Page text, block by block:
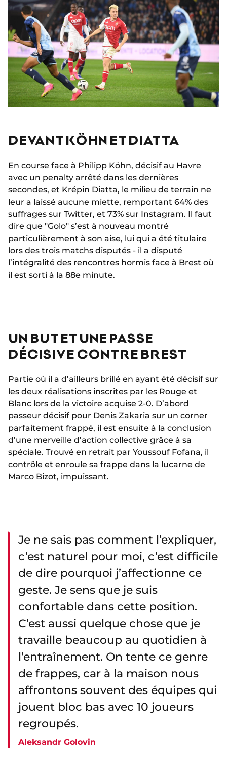
DEVANT KÖHN ET DIATTA
En course face à Philipp Köhn, décisif au Havre
avec un penalty arrêté dans les dernières
secondes, et Krépin Diatta, le milieu de terrain ne
leur a laissé aucune miette, remportant 64% des
suffrages sur Twitter, et 73% sur Instagram. Il faut
dire que "Golo" s’est à nouveau montré
particulièrement à son aise, lui qui a été titulaire
lors des trois matchs disputés - il a disputé
l’intégralité des rencontres hormis face à Brest où
il est sorti à la 88e minute.
UN BUT ET UNE PASSE
DÉCISIVE CONTRE BREST
Partie où il a d’ailleurs brillé en ayant été décisif sur
les deux réalisations inscrites par les Rouge et
Blanc lors de la victoire acquise 2-0. D’abord
passeur décisif pour Denis Zakaria sur un corner
parfaitement frappé, il est ensuite à la conclusion
d’une merveille d’action collective grâce à sa
spéciale. Trouvé en retrait par Youssouf Fofana, il
contrôle et enroule sa frappe dans la lucarne de
Marco Bizot, impuissant.
Je ne sais pas comment l’expliquer,
c’est naturel pour moi, c’est difficile
de dire pourquoi j’affectionne ce
geste. Je sens que je suis
confortable dans cette position.
C’est aussi quelque chose que je
travaille beaucoup au quotidien à
l’entraînement. On tente ce genre
de frappes, car à la maison nous
affrontons souvent des équipes qui
jouent bloc bas avec 10 joueurs
regroupés.
Aleksandr Golovin